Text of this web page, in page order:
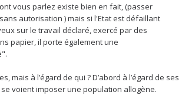
vous parlez existe bien en fait, (passer
autorisation ) mais si l'Etat est défaillant
sur le travail déclaré, exercé par des
papier, il porte également une
mais à l’égard de qui ? D’abord à l’égard de ses
voient imposer une population allogène.